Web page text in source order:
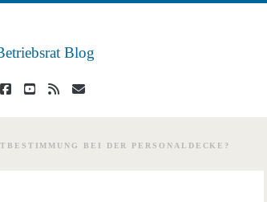
Blog
facebook
youtube
rss E-
Mail
BEI DER PERSONALDECKE?